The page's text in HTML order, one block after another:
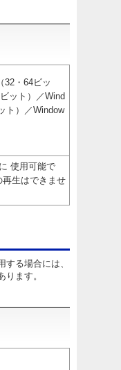
32・64ビッ
ット）／Wind
ト）／Window
使用可能で
再生はできませ
る場合には、
ます。